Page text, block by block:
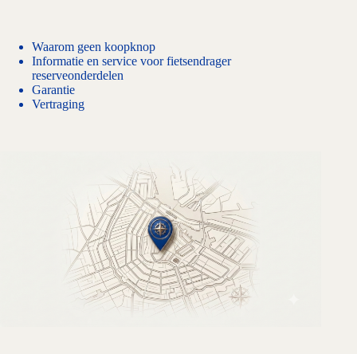
Waarom geen koopknop
Informatie en service voor fietsendrager
reserveonderdelen
Garantie
Vertraging